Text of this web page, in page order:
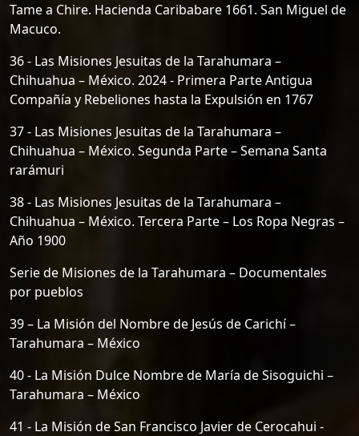
Tame a Chire. Hacienda Caribabare 1661. San Miguel de
Macuco.
36 - Las Misiones Jesuitas de la Tarahumara –
Chihuahua – México. 2024 - Primera Parte Antigua
Compañía y Rebeliones hasta la Expulsión en 1767
37 - Las Misiones Jesuitas de la Tarahumara –
Chihuahua – México. Segunda Parte – Semana Santa
rarámuri
38 - Las Misiones Jesuitas de la Tarahumara –
Chihuahua – México. Tercera Parte – Los Ropa Negras –
Año 1900
Serie de Misiones de la Tarahumara – Documentales
por pueblos
39 – La Misión del Nombre de Jesús de Carichí –
Tarahumara – México
40 - La Misión Dulce Nombre de María de Sisoguichi –
Tarahumara – México
41 - La Misión de San Francisco Javier de Cerocahui -